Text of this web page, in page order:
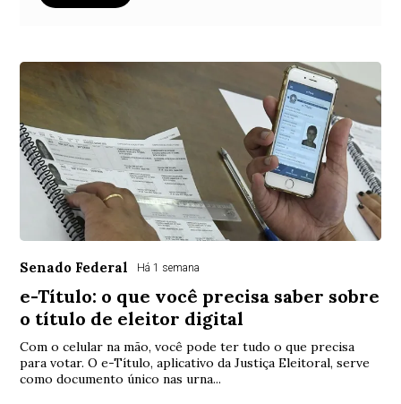
Senado Federal Há 1 semana
e-Título: o que você precisa saber sobre
o título de eleitor digital
Com o celular na mão, você pode ter tudo o que precisa
para votar. O e-Título, aplicativo da Justiça Eleitoral, serve
como documento único nas urna...